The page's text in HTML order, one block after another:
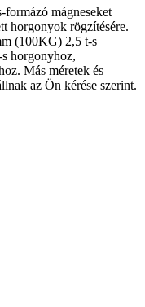
mágneseket
horgonyok rögzítésére.
(100KG) 2,5 t-s
horgonyhoz,
Más méretek és
az Ön kérése szerint.